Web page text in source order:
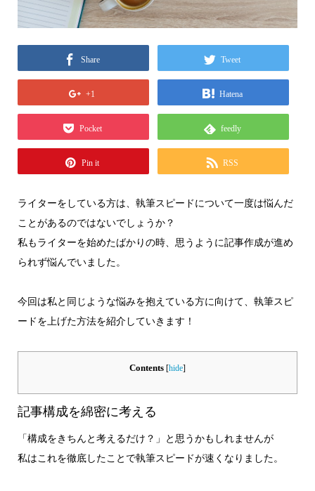
Share Tweet
+1 Hatena
Pocket feedly
Pin it RSS
ライターをしている方は、執筆スピードについて一度は悩んだ
ことがあるのではないでしょうか？
私もライターを始めたばかりの時、思うように記事作成が進め
られず悩んでいました。
今回は私と同じような悩みを抱えている方に向けて、執筆スピ
ードを上げた方法を紹介していきます！
Contents [hide]
記事構成を綿密に考える
「構成をきちんと考えるだけ？」と思うかもしれませんが
私はこれを徹底したことで執筆スピードが速くなりました。